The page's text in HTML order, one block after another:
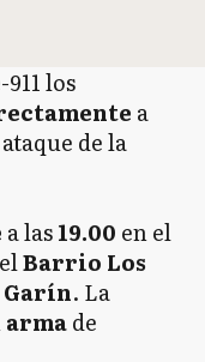
los
a
ataque de la
a las19.00 en el
Barrio Los
Garín. La
armade